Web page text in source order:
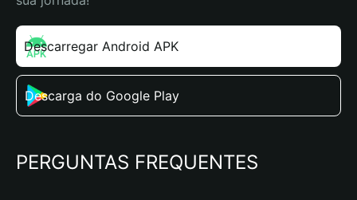
Descarregar Android APK
Descarga do Google Play
PERGUNTAS FREQUENTES